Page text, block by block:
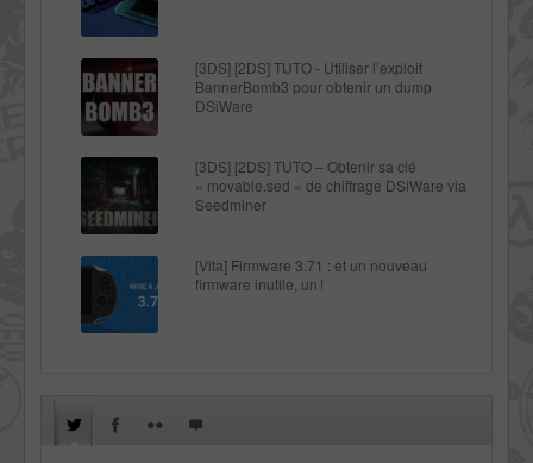
[3DS] [2DS] TUTO - Utiliser l’exploit
BannerBomb3 pour obtenir un dump
DSiWare
[3DS] [2DS] TUTO – Obtenir sa clé
« movable.sed » de chiffrage DSiWare via
Seedminer
[Vita] Firmware 3.71 : et un nouveau
firmware inutile, un !